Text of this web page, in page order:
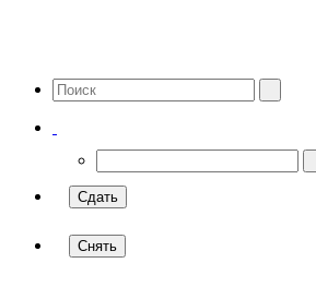
Сдать
Снять